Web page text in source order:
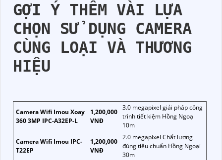
GỢI Ý THÊM VÀI LỰA
CHỌN SỬ DỤNG CAMERA
CÙNG LOẠI VÀ THƯƠNG
HIỆU
Camera Wifi Imou Xoay
360 3MP IPC-A32EP-L
1,200,000
VNĐ
3.0 megapixel giải pháp công
trình tiết kiệm Hồng Ngoại
10m
Camera Wifi Imou IPC-
T22EP
1,200,000
VNĐ
2.0 megapixel Chất lượng
đúng tiêu chuẩn Hồng Ngoại
30m